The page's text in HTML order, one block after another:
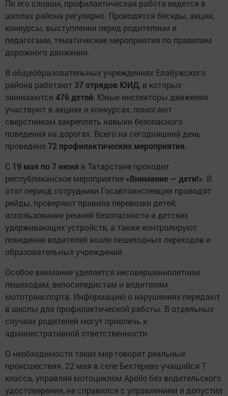
По его словам, профилактическая работа ведется в
школах района регулярно. Проводятся беседы, акции,
конкурсы, выступления перед родителями и
педагогами, тематические мероприятия по правилам
дорожного движения.
В общеобразовательных учреждениях Елабужского
района работают 37 отрядов ЮИД, в которых
занимаются 476 детей. Юные инспекторы движения
участвуют в акциях и конкурсах, помогают
сверстникам закреплять навыки безопасного
поведения на дорогах. Всего на сегодняшний день
проведено 72 профилактических мероприятия.
С 19 мая по 7 июня в Татарстане проходит
республиканское мероприятие «Внимание — дети!». В
этот период сотрудники Госавтоинспекции проводят
рейды, проверяют правила перевозки детей,
использование ремней безопасности и детских
удерживающих устройств, а также контролируют
поведение водителей возле пешеходных переходов и
образовательных учреждений.
Особое внимание уделяется несовершеннолетним
пешеходам, велосипедистам и водителям
мототранспорта. Информацию о нарушениях передают
в школы для профилактической работы. В отдельных
случаях родителей могут привлечь к
административной ответственности.
О необходимости таких мер говорят реальные
происшествия. 22 мая в селе Бехтерево учащийся 7
класса, управляя мотоциклом Apollo без водительского
удостоверения, не справился с управлением и допустил